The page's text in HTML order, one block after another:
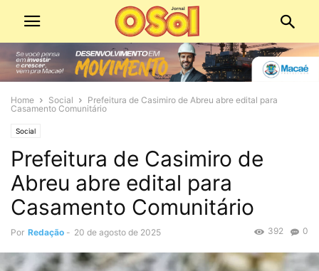
Home Social
Prefeitura de Casimiro de Abreu abre edital para
Casamento Comunitário
Social
Prefeitura de Casimiro de
Abreu abre edital para
Casamento Comunitário
Por Redação - 20 de agosto de 2025 0
392